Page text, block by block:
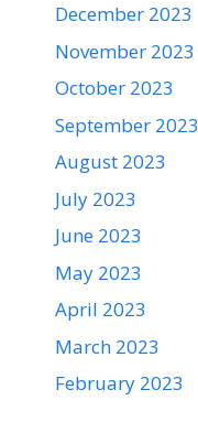
December 2023
November 2023
October 2023
September 2023
August 2023
July 2023
June 2023
May 2023
April 2023
March 2023
February 2023